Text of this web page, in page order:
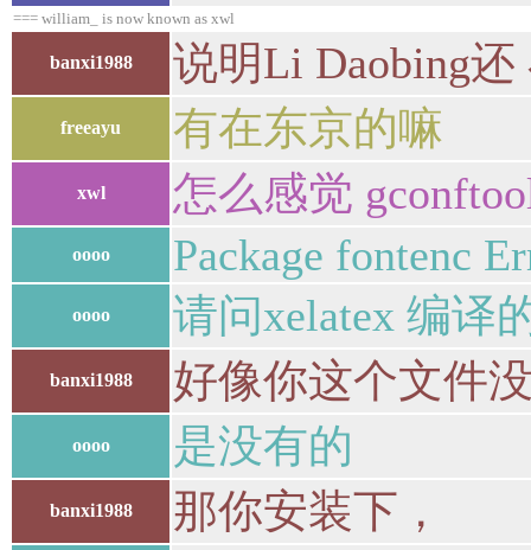
=== william_ is now known as xwl
banxi1988 说明Li Daobing
freeayu 有在东京的嘛
xwl 怎么感觉
oooo Package fontenc
oooo 请问xelatex 编译
banxi1988 好像你这个文件
oooo 是没有的
banxi1988 那你安装下，